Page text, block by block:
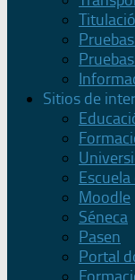
Sitios de
Moodle
Séneca
Pasen
Portal